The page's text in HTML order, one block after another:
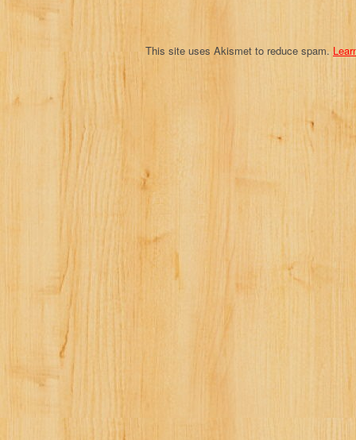
This site uses Akismet to reduce spam.